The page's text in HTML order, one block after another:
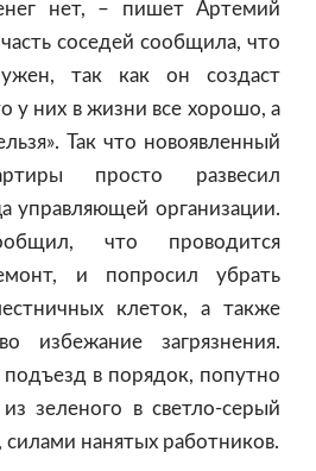
нет, – пишет Артемий
соседей сообщила, что
так как он создаст
у них в жизни все хорошо, а
Так что новоявленный
просто развесил
управляющей организации.
что проводится
и попросил убрать
клеток, а также
избежание загрязнения.
подъезд в порядок, попутно
зеленого в светло-серый
силами нанятых работников.